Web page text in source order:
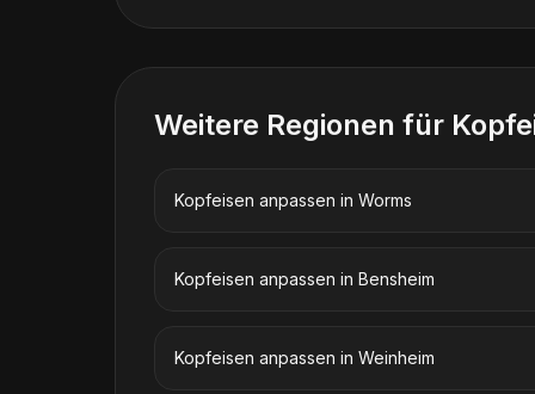
Weitere Regionen für
Kopfeisen anpassen in Worms
Kopfeisen anpassen in Bensheim
Kopfeisen anpassen in Weinheim